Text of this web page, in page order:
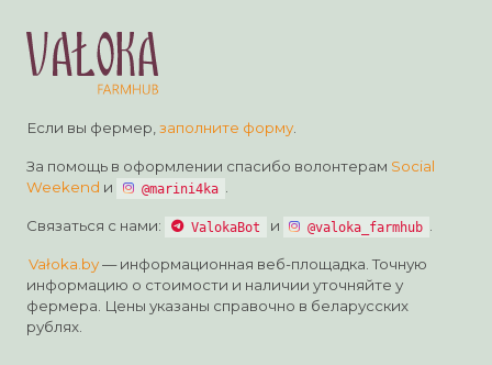
Если вы фермер,заполните форму.
За помощь в оформлении спасибо волонтерам Social
Weekend и @marini4ka .
Связаться с нами: ValokaBot и @valoka_farmhub .
Vałoka.by— информационная веб-площадка. Точную
информацию о стоимости и наличии уточняйте у
фермера. Цены указаны справочно в беларусских
рублях.